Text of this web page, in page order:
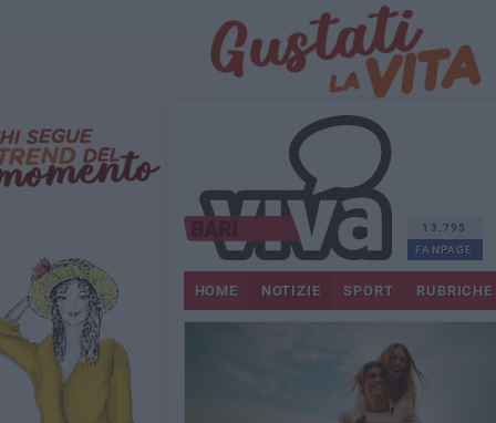
13.795
FANPAGE
HOME NOTIZIE SPORT RUBRICHE